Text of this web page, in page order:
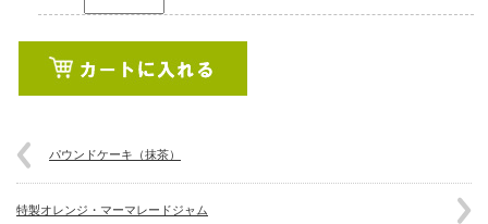
パウンドケーキ（抹茶）
特製オレンジ・マーマレードジャム